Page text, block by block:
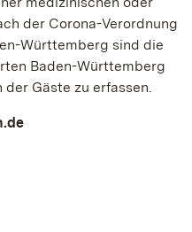
der Corona-Verordnung
Württemberg sind die
Baden-Württemberg
Gäste zu erfassen.